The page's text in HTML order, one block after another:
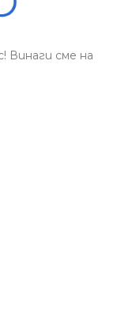
Винаги сме на